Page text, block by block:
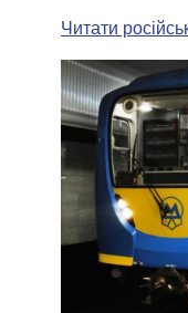
МЕРИ МІСТ
ВСІ ПЕРСОНИ
Читати